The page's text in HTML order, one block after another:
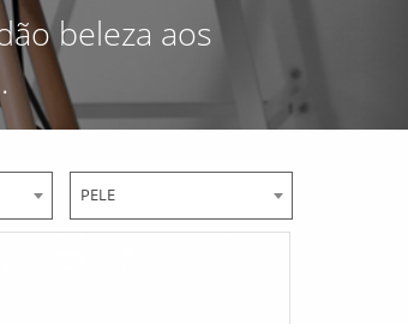
beleza aos
PELE